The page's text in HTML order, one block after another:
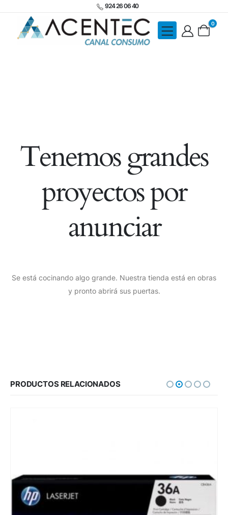
924 26 06 40
0
Tenemos grandes
proyectos por
anunciar
Se está cocinando algo grande. Nuestra tienda está en obras
y pronto abrirá sus puertas.
PRODUCTOS RELACIONADOS